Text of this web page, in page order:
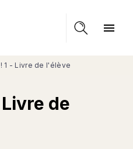
CONTENU
menu
1 - Livre de l'élève
de